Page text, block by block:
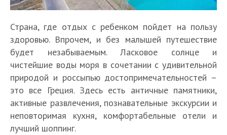
Страна, где отдых с ребенком пойдет на пользу
здоровью. Впрочем, и без малышей путешествие
будет незабываемым. Ласковое солнце и
чистейшие воды моря в сочетании с удивительной
природой и россыпью достопримечательностей –
это все Греция. Здесь есть античные памятники,
активные развлечения, познавательные экскурсии и
неповторимая кухня, комфортабельные отели и
лучший шоппинг.